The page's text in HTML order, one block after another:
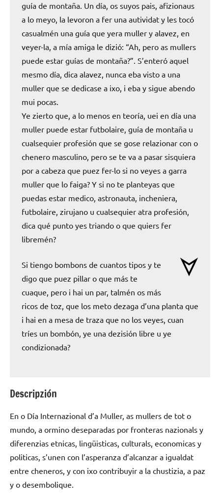
guía de montaña. Un día, os suyos pais, afizionaus
a lo meyo, la levoron a fer una autividat y les tocó
casualmén una guía que yera muller y alavez, en
veyer-la, a mía amiga le dizió: “Ah, pero as mullers
puede estar guías de montaña?”. S’enteró aquel
mesmo día, dica alavez, nunca eba visto a una
muller que se dedicase a ixo, i eba y sigue abendo
mui pocas.
Ye zierto que, a lo menos en teoría, uei en día una
muller puede estar futbolaire, guía de montaña u
cualsequier profesión que se gose relazionar con o
chenero masculino, pero se te va a pasar sisquiera
por a cabeza que puez fer-lo si no veyes a garra
muller que lo faiga? Y si no te planteyas que
puedas estar medico, astronauta, incheniera,
futbolaire, zirujano u cualsequier atra profesión,
dica qué punto yes triando o que quiers fer
libremén?
Si tiengo bombons de cuantos tipos y te
digo que puez pillar o que más te
cuaque, pero i hai un par, talmén os más
ricos de toz, que los meto dezaga d’una planta que
i hai en a mesa de traza que no los veyes, cuan
tríes un bombón, ye una dezisión libre u ye
condizionada?
Descripzión
En o Día Internazional d’a Muller, as mullers de tot o
mundo, a ormino deseparadas por fronteras nazionals y
diferenzias etnicas, lingüisticas, culturals, economicas y
politicas, s’unen con l’asperanza d’alcanzar a igualdat
entre cheneros, y con ixo contribuyir a la chustizia, a paz
y o desembolique.